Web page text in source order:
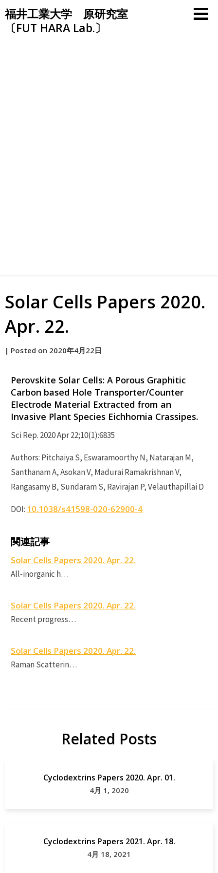
Skip
to
content
福井工業大学 原研究室
〔FUT HARA Lab.〕
Solar Cells Papers 2020.
Apr. 22.
by
| Posted on 2020年4月22日
Perovskite Solar Cells: A Porous Graphitic
Carbon based Hole Transporter/Counter
Electrode Material Extracted from an
Invasive Plant Species Eichhornia Crassipes.
Sci Rep. 2020 Apr 22;10(1):6835
Authors: Pitchaiya S, Eswaramoorthy N, Natarajan M,
Santhanam A, Asokan V, Madurai Ramakrishnan V,
Rangasamy B, Sundaram S, Ravirajan P, Velauthapillai D
DOI: 10.1038/s41598-020-62900-4
関連記事
Solar Cells Papers 2020. Apr. 22.
All-inorganic h…
Solar Cells Papers 2020. Apr. 22.
Recent progress…
Solar Cells Papers 2020. Apr. 22.
Raman Scatterin…
Related Posts
Cyclodextrins Papers 2020. Apr. 01.
4月 1, 2020
Cyclodextrins Papers 2021. Apr. 18.
4月 18, 2021